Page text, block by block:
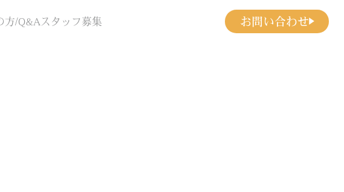
方/Q&A スタッフ募集 お問い合わせ